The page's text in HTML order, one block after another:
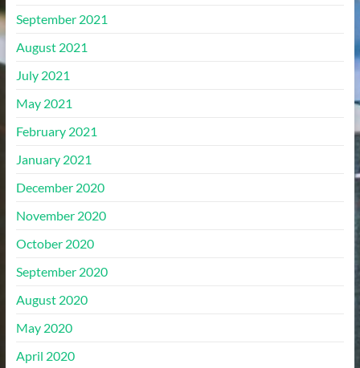
September 2021
August 2021
July 2021
May 2021
February 2021
January 2021
December 2020
November 2020
October 2020
September 2020
August 2020
May 2020
April 2020